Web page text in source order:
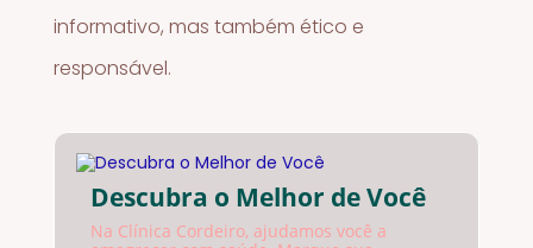
informativo, mas também ético e
responsável.
Descubra o Melhor de Você
Na Clínica Cordeiro, ajudamos você a